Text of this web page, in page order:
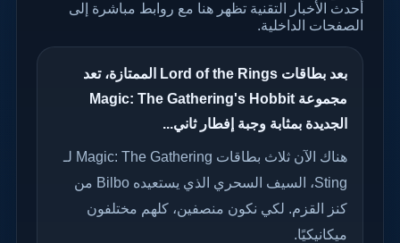
أحدث الأخبار التقنية تظهر هنا مع روابط مباشرة إلى
الصفحات الداخلية.
بعد بطاقات Lord of the Rings الممتازة، تعد
مجموعة Magic: The Gathering's Hobbit
الجديدة بمثابة وجبة إفطار ثاني...
هناك الآن ثلاث بطاقات Magic: The Gathering لـ
Sting، السيف السحري الذي يستعيده Bilbo من
كنز القزم. لكي نكون منصفين، كلهم ​​مختلفون
ميكانيكيًا.